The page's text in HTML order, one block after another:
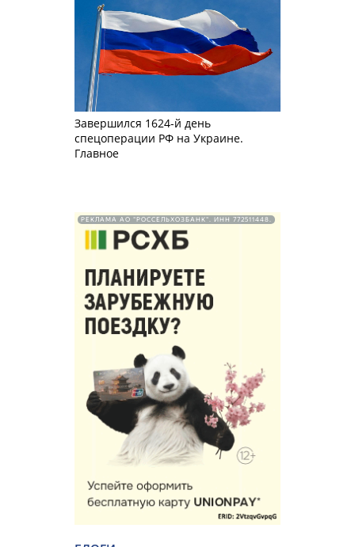
Завершился 1624-й день
спецоперации РФ на Украине.
Главное
РЕКЛАМА АО "РОССЕЛЬХОЗБАНК". ИНН 772511448.